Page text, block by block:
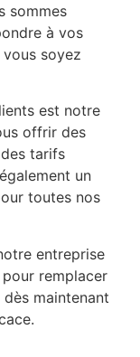
sommes
à vos
soyez
est notre
offrir des
tarifs
un
toutes nos
entreprise
remplacer
maintenant